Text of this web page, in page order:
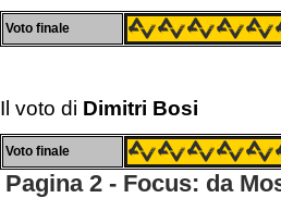
Voto finale
Il voto di Dimitri Bosi
Voto finale
Pagina 2 - Focus: da